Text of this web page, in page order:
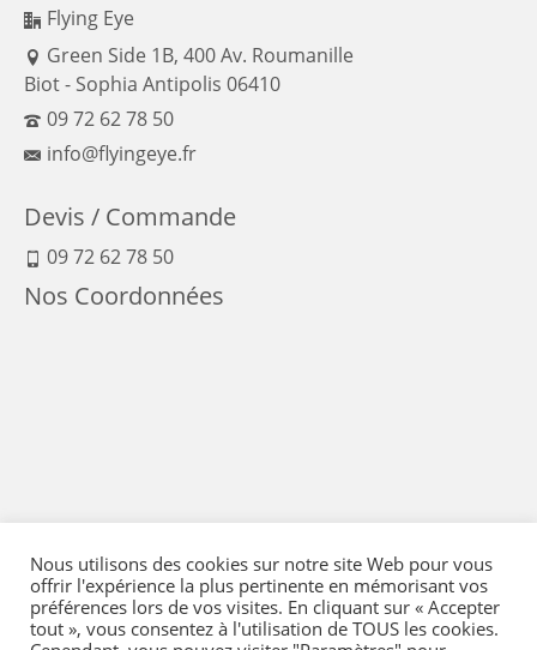
Flying Eye
Green Side 1B, 400 Av. Roumanille
Biot - Sophia Antipolis 06410
09 72 62 78 50
info@flyingeye.fr
Devis / Commande
09 72 62 78 50
Nos Coordonnées
Nous utilisons des cookies sur notre site Web pour vous
offrir l'expérience la plus pertinente en mémorisant vos
préférences lors de vos visites. En cliquant sur « Accepter
tout », vous consentez à l'utilisation de TOUS les cookies.